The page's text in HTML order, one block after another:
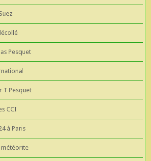
Pesquet
T Pesquet
CCI
à Paris
météorite